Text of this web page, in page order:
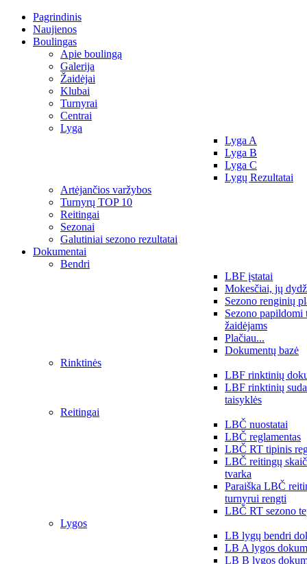
Pagrindinis
Naujienos
Boulingas
Apie boulingą
Galerija
Žaidėjai
Klubai
Turnyrai
Centrai
Lyga
Lyga A
Lyga B
Lyga C
Lygų Rezultatai
Artėjančios varžybos
Turnyrų TOP 10
Reitingai
Sezonai
Galutiniai sezono rezultatai
Dokumentai
Bendri
LBF įstatai
Mokesčiai, jų
Sezono renginių
Sezono papildomi
žaidėjams
Plačiau...
Dokumentų bazė
Rinktinės
LBF rinktinių
LBF rinktinių
taisyklės
Reitingai
LBČ nuostatai
LBČ reglamentas
LBČ RT tipinis
LBČ reitingų
tvarka
Paraiška LBČ
turnyrui rengti
LBČ RT sezono
Lygos
LB lygų bendri
LB A lygos
LB B lygos